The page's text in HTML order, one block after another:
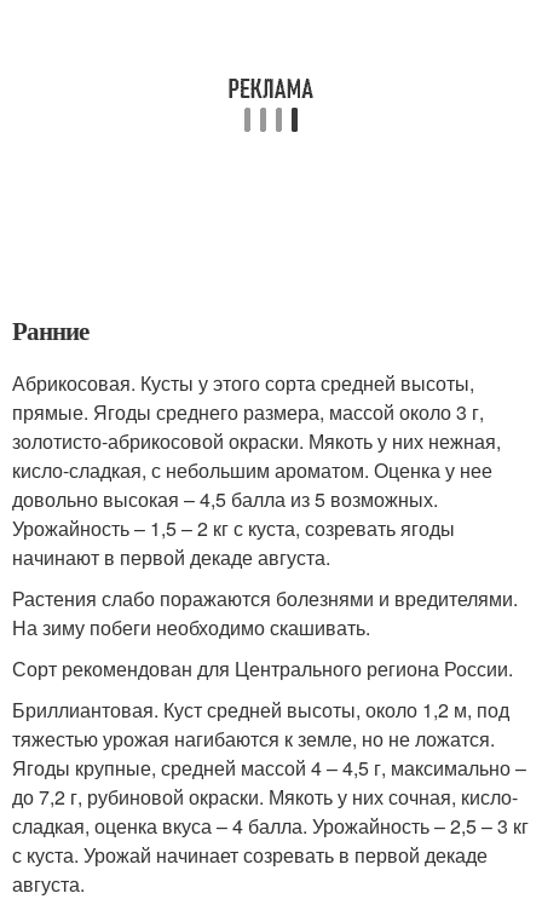
Ранние
Абрикосовая. Кусты у этого сорта средней высоты,
прямые. Ягоды среднего размера, массой около 3 г,
золотисто-абрикосовой окраски. Мякоть у них нежная,
кисло-сладкая, с небольшим ароматом. Оценка у нее
довольно высокая – 4,5 балла из 5 возможных.
Урожайность – 1,5 – 2 кг с куста, созревать ягоды
начинают в первой декаде августа.
Растения слабо поражаются болезнями и вредителями.
На зиму побеги необходимо скашивать.
Сорт рекомендован для Центрального региона России.
Бриллиантовая. Куст средней высоты, около 1,2 м, под
тяжестью урожая нагибаются к земле, но не ложатся.
Ягоды крупные, средней массой 4 – 4,5 г, максимально –
до 7,2 г, рубиновой окраски. Мякоть у них сочная, кисло-
сладкая, оценка вкуса – 4 балла. Урожайность – 2,5 – 3 кг
с куста. Урожай начинает созревать в первой декаде
августа.